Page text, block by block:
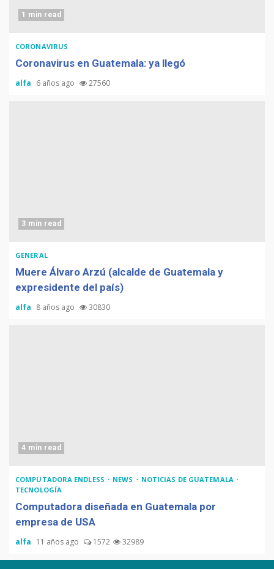
1 min read
CORONAVIRUS
Coronavirus en Guatemala: ya llegó
alfa 6 años ago 27560
3 min read
GENERAL
Muere Álvaro Arzú (alcalde de Guatemala y
expresidente del país)
alfa 8 años ago 30830
4 min read
COMPUTADORA ENDLESS NEWS
NOTICIAS DE GUATEMALA
TECNOLOGÍA
Computadora diseñada en Guatemala por
empresa de USA
alfa 11 años ago 1572 32989